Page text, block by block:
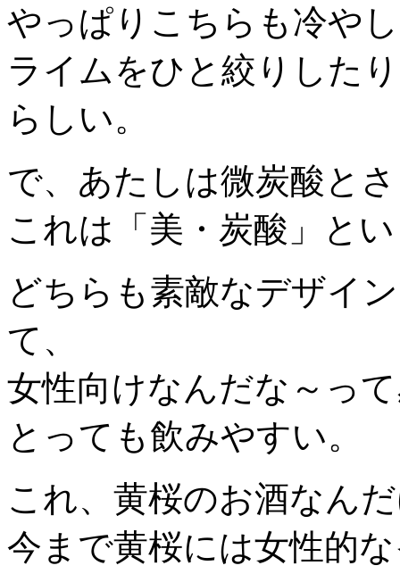
やっぱりこちらも冷や
ライムをひと絞りした
らしい。
で、あたしは微炭酸と
これは「美・炭酸」と
どちらも素敵なデザイ
て、
女性向けなんだな～っ
とっても飲みやすい。
これ、黄桜のお酒なん
今まで黄桜には女性的